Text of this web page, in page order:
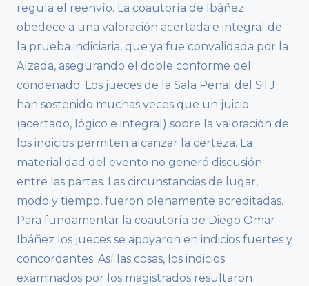
regula el reenvío. La coautoría de Ibáñez
obedece a una valoración acertada e integral de
la prueba indiciaria, que ya fue convalidada por la
Alzada, asegurando el doble conforme del
condenado. Los jueces de la Sala Penal del STJ
han sostenido muchas veces que un juicio
(acertado, lógico e integral) sobre la valoración de
los indicios permiten alcanzar la certeza. La
materialidad del evento no generó discusión
entre las partes. Las circunstancias de lugar,
modo y tiempo, fueron plenamente acreditadas.
Para fundamentar la coautoría de Diego Omar
Ibáñez los jueces se apoyaron en indicios fuertes y
concordantes. Así las cosas, los indicios
examinados por los magistrados resultaron